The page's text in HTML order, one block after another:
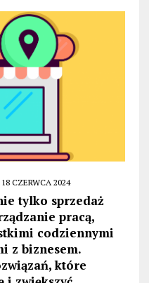
18 CZERWCA 2024
tylko sprzedaż
pracą,
codziennymi
z biznesem.
które